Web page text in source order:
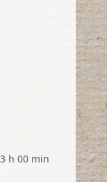
h 00 min